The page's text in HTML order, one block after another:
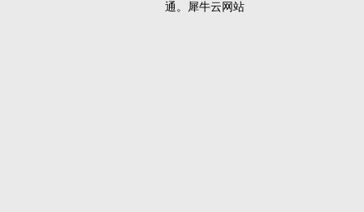
通。犀牛云网站